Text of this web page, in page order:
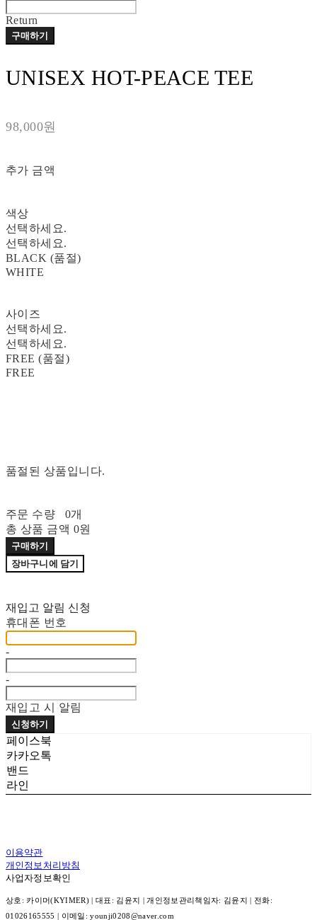
Return
구매하기
UNISEX HOT-PEACE TEE
98,000원
추가 금액
색상
선택하세요.
선택하세요.
BLACK (품절)
WHITE
사이즈
선택하세요.
선택하세요.
FREE (품절)
FREE
품절된 상품입니다.
주문 수량
0개
총 상품 금액 0원
구매하기
장바구니에 담기
재입고 알림 신청
휴대폰 번호
-
-
재입고 시 알림
신청하기
페이스북
카카오톡
밴드
라인
이용약관
개인정보처리방침
사업자정보확인
상호: 카이머(KYIMER) | 대표: 김윤지 | 개인정보관리책임자: 김윤지 | 전화:
01026165555 | 이메일: younji0208@naver.com